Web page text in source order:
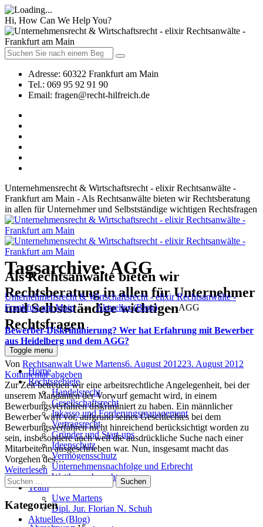
Hi, How Can We Help You?
Adresse: 60322 Frankfurt am Main
Tel.: 069 95 92 91 90
Email: fragen@recht-hilfreich.de
Unternehmensrecht & Wirtschaftsrecht - elixir Rechtsanwälte -
Frankfurt am Main - Als Rechtsanwälte bieten wir Rechtsberatung
in allen für Unternehmer und Selbstständige wichtigen Rechtsfragen
Als Rechtsanwälte bieten wir
Rechtsberatung in allen für Unternehmer
und Selbstständige wichtigen
Rechtsfragen
Toggle menu
Home
Rechtsgebiete
Handelsrecht
Gesellschaftsrecht
Inkasso und Forderungsmanagement
Vertragsrecht
Gründer und Start-ups
Ideenschutz
Vermögensschutz
Unternehmensnachfolge und Erbrecht
Wettbewerbsrecht
Team
Uwe Martens
Dipl. Jur. Florian N. Schuh
Aktuelles (Blog)
Tagsarchive:AGG
Unternehmensrecht & Wirtschaftsrecht - elixir Rechtsanwälte -
Frankfurt am Main →Aktuelles (Blog)→AGG
Bewerber-Diskriminierung? Wer hat Erfahrung mit Bewerber
aus Heidelberg und dem AGG?
Author
Von Rechtsanwalt Uwe MartensPosted
6. August 201223. August 2012
Kommentar abgeben
Zur Zeit betreuen wir eine arbeitsrechtliche Angelegenheit, bei der
unserem Mandanten der Vorwurf gemacht wird, in einem
Bewerbungsverfahren diskriminiert zu haben. Ein männlicher
Bewerber wirft vor, aufgrund seines Geschlechtes bei dem
Bewerbungsverfahren nicht hinreichend berücksichtigt worden zu
sein, insbesondere auch weil die ausdrückliche Suche nach einer
Mitarbeiterin ausgeschrieben war. Nun, insgesamt macht das
Vorgehen des…
Weiterlesen
Suchen
nach:
Kategorien